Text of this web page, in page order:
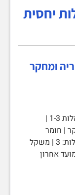
יחסית
תיאוריה ומחקר
הממן כולל את התשובות לשאלות 1-3 |
| חומר
הלימוד למטלה: יחידה 2 | מספר השאלות: 3 | משקל
| סמסטר: 2021ג' | מועד אחרון